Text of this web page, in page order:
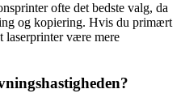
ofte det bedste valg, da
og kopiering. Hvis du primært
laserprinter være mere